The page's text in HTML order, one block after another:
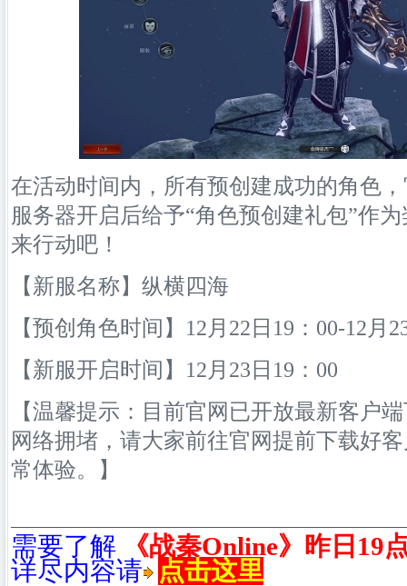
在活动时间内，所有预创建成功的角色
服务器开启后给予“角色预创建礼包”作
来行动吧！
【新服名称】纵横四海
【预创角色时间】12月22日19：00-12月
【新服开启时间】12月23日19：00
【温馨提示：目前官网已开放最新客户
网络拥堵，请大家前往官网提前下载好
常体验。】
需要了解 《战秦Online》昨日19
详尽内容请
点击这里